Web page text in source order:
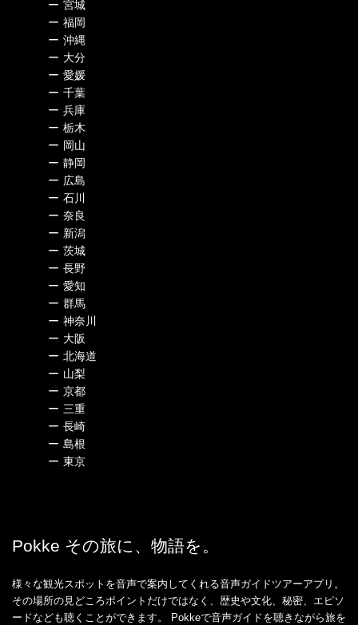
ー 宮城
ー 福岡
ー 沖縄
ー 大分
ー 愛媛
ー 千葉
ー 兵庫
ー 栃木
ー 岡山
ー 静岡
ー 広島
ー 石川
ー 奈良
ー 新潟
ー 茨城
ー 長野
ー 愛知
ー 群馬
ー 神奈川
ー 大阪
ー 北海道
ー 山梨
ー 京都
ー 三重
ー 長崎
ー 島根
ー 東京
Pokke その旅に、物語を。
様々な観光スポットを音声で案内してくれる音声ガイドツアーアプリ。
その場所の見どころポイントだけではなく、歴史や文化、秘密、エピソ
ードなども聴くことができます。 Pokkeで音声ガイドを聴きながら旅を